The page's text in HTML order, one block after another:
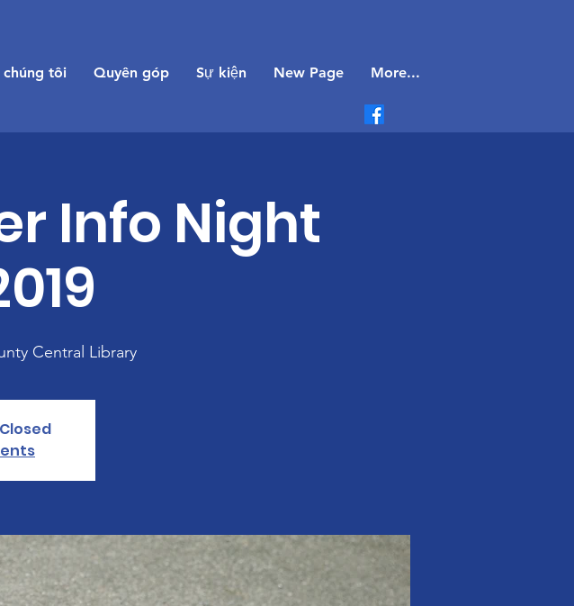
chúng tôi Quyên góp Sự kiện New Page More...
Info Night
Central Library